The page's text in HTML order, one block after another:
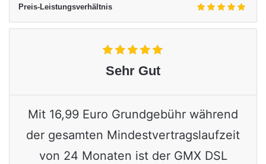
Preis-Leistungsverhältnis
Sehr Gut
Mit 16,99 Euro Grundgebühr während
der gesamten Mindestvertragslaufzeit
von 24 Monaten ist der GMX DSL